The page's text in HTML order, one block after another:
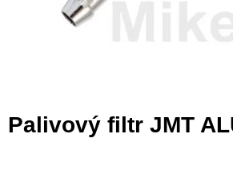
Palivový filtr JMT